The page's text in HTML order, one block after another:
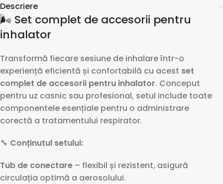
Descriere
🌬️ Set complet de accesorii pentru
inhalator
Transformă fiecare sesiune de inhalare într-o
experiență eficientă și confortabilă cu acest set
complet de accesorii pentru inhalator. Conceput
pentru uz casnic sau profesional, setul include toate
componentele esențiale pentru o administrare
corectă a tratamentului respirator.
🔧 Conținutul setului:
Tub de conectare – flexibil și rezistent, asigură
circulația optimă a aerosolului.